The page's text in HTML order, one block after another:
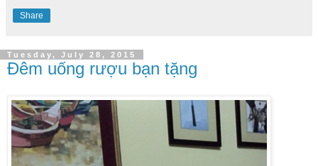
Share
Tuesday, July 28, 2015
Đêm uống rượu bạn tặng